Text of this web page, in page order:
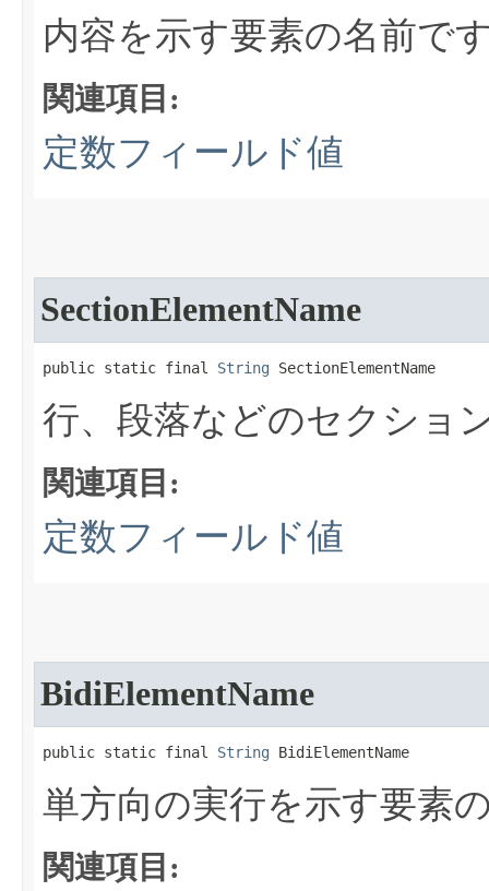
内容を示す要素の名前で
関連項目:
定数フィールド値
SectionElementName
public static final String SectionElementName
行、段落などのセクショ
関連項目:
定数フィールド値
BidiElementName
public static final String BidiElementName
単方向の実行を示す要素
関連項目: